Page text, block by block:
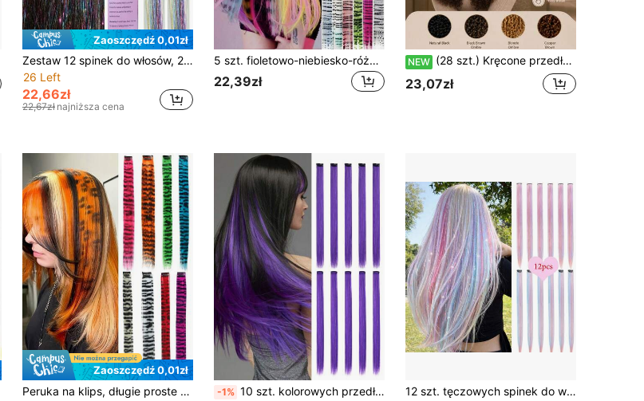
Zaoszczędź 0,01zł
Zestaw 12 spinek do włosów, 20-calowe kolorowe brokatowe ozdoby do włosów, olśniewające akcesoria do włosów, zestaw pasemek dla kobiet i dziewcząt, siedem kolorów
26 Left
22,66zł
22,67zł najniższa cena
5 szt. fioletowo-niebiesko-różowe wsuwane przedłużenia do włosów 22 cale, długie proste syntetyczne pasma na klipsach, do przebrania na Halloween, cosplay, modne przyjęcie, prezent na Boże Narodzenie i Nowy Rok dla kobiet, na karnawał i festiwal muzyczny
22,39zł
NEW (28 szt.) Kręcone przedłużenia włosów na szydełko – 1 opakowanie box braids, miękkie, wstępnie kręcone syntetyczne pasma do twistów i goddess braids, łatwe w montażu, naturalna czerń, na całą głowę
23,07zł
Zaoszczędź 0,01zł
Peruka na klips, długie proste włosy w ombre z nadrukiem w panterkę, kolorowe przedłużki do włosów w paski, odpowiednia dla dziewcząt na imprezy i świąteczne sukienki -1% 10 szt. kolorowych przedłużek do włosów, wielokolorowe, imprezowe akcenty, doczepiane syntetyczne przedłużki do włosów, 22-calowe, tęczowe, kolorowe, proste dopinki do włosów dla dziewcząt i kobiet 12 szt. tęczowych spinek do włosów z dekoracją z brokatu - 22-calowe kolorowe przedłużenia do włosów dla kobiet